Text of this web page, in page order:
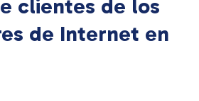
clientes de los
de Internet en